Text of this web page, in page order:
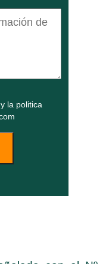
y la politica